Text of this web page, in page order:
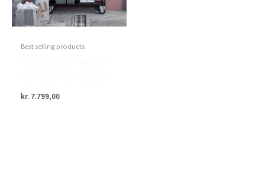
Best selling products
kr. 7.799,00